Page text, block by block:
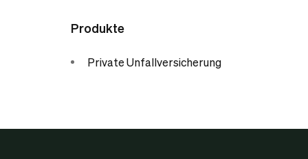
Produkte
Private Unfallversicherung